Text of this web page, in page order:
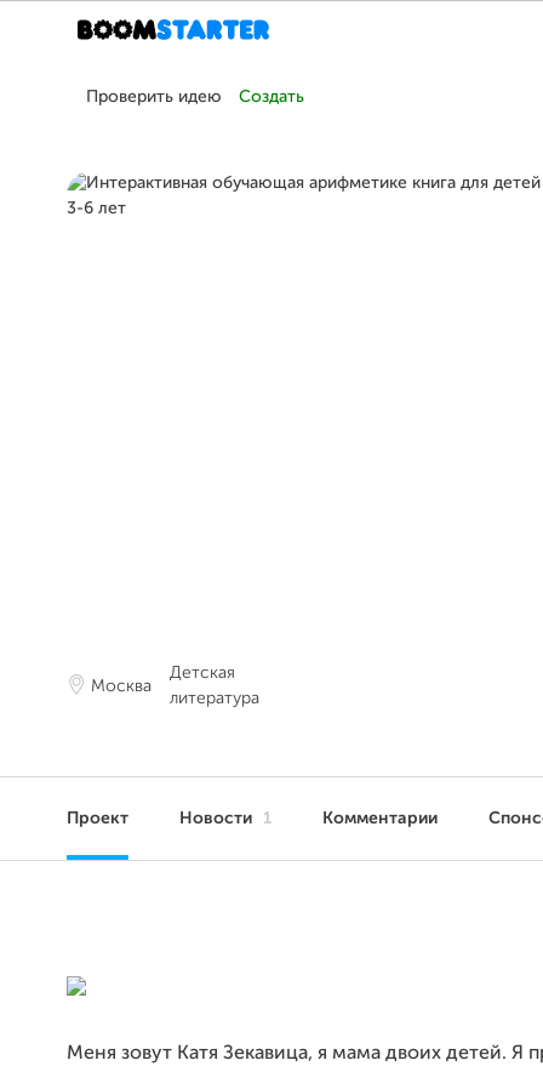
Проверить идею Создать
Москва
Детская
литература
Проект Новости 1 Комментарии
Меня зовут Катя Зекавица, я мама двоих детей. Я